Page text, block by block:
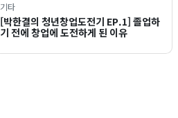
기타
[박한결의 청년창업도전기 EP.1] 졸업하
기 전에 창업에 도전하게 된 이유